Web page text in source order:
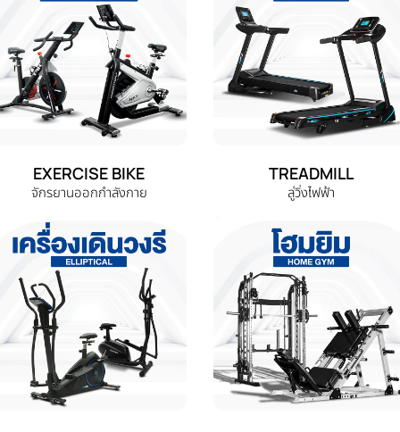
EXERCISE BIKE
จักรยานออกกำลังกาย
TREADMILL
ลู่วิ่งไฟฟ้า